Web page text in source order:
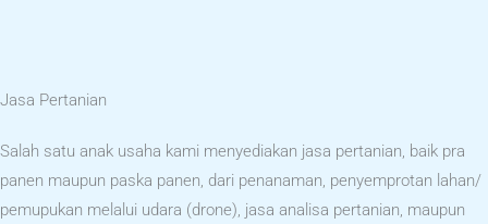
Jasa Pertanian
Salah satu anak usaha kami menyediakan jasa pertanian, baik pra
panen maupun paska panen, dari penanaman, penyemprotan lahan/
pemupukan melalui udara (drone), jasa analisa pertanian, maupun